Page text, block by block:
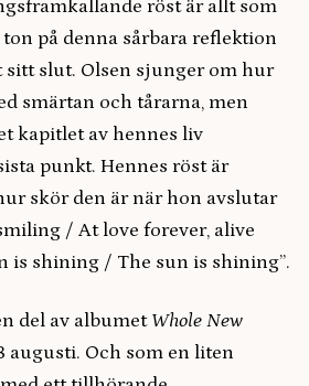
röst är allt som
på denna sårbara reflektion
sitt slut. Olsen sjunger om hur
smärtan och tårarna, men
kapitlet av hennes liv
punkt. Hennes röst är
skör den är när hon avslutar
/ At love forever, alive
is shining / The sun is shining”.
del av albumet Whole New
augusti. Och som en liten